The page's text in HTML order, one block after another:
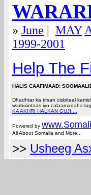
» June | MAY
1999-2001
Help The
HALIS CAAFIMAAD:
Dhadhtar ka tirsan cisbitaal
warbixintaas iyo calaamadaha
KA AKHRI HALKAN GUJI....
Powered by www.Somali
All About Somalia and More...
>> Usheeg